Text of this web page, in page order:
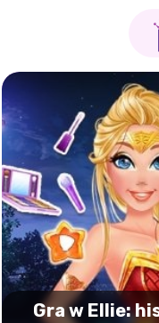
Gra w Ellie: